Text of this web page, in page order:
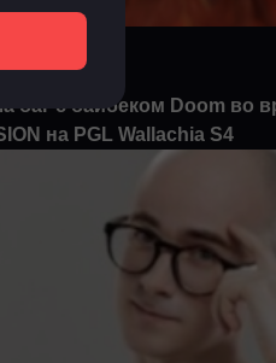
баг с байбеком Doom во
на PGL Wallachia S4